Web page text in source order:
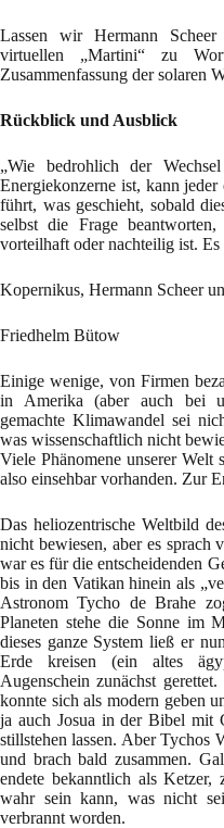
Lassen wir Hermann
virtuellen „Martini“ zu
Zusammenfassung der solaren
Rückblick und Ausblick
„Wie bedrohlich der
Energiekonzerne ist, kann
führt, was geschieht, sobald
selbst die Frage
vorteilhaft oder nachteilig ist. Es
Kopernikus, Hermann Scheer
Friedhelm Bütow
Einige wenige, von Firmen
in Amerika (aber auch bei
gemachte Klimawandel sei
was wissenschaftlich nicht
Viele Phänomene unserer Welt
also einsehbar vorhanden. Zur
Das heliozentrische Weltbild
nicht bewiesen, aber es sprach
war es für die entscheidenden
bis in den Vatikan hinein als
Astronom Tycho de Brahe
Planeten stehe die Sonne im
dieses ganze System ließ er
Erde kreisen (ein altes
Augenschein zunächst
konnte sich als modern geben
ja auch Josua in der Bibel mit
stillstehen lassen. Aber Tychos
und brach bald zusammen.
endete bekanntlich als
wahr sein kann, was nicht
verbrannt worden.